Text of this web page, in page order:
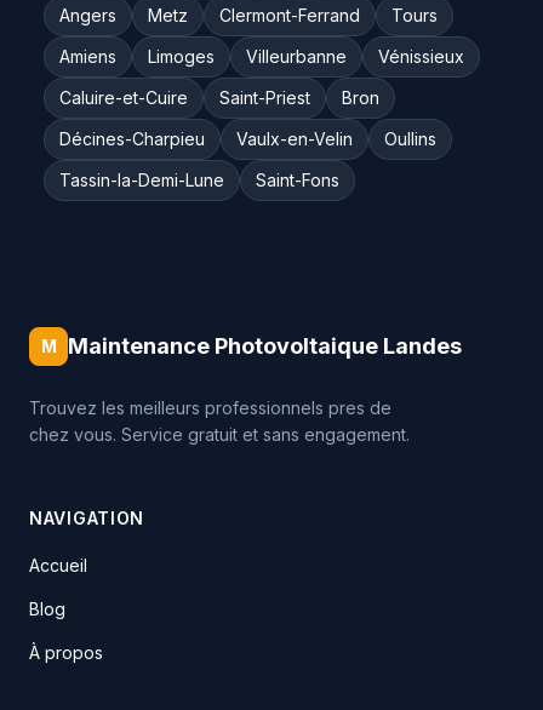
Angers
Metz Clermont-Ferrand
Tours
Amiens
Limoges Villeurbanne
Vénissieux
Caluire-et-Cuire
Saint-Priest
Bron
Décines-Charpieu
Vaulx-en-Velin
Oullins
Tassin-la-Demi-Lune
Saint-Fons
M Maintenance Photovoltaique Landes
Trouvez les meilleurs professionnels pres de
chez vous. Service gratuit et sans engagement.
NAVIGATION
Accueil
Blog
À propos